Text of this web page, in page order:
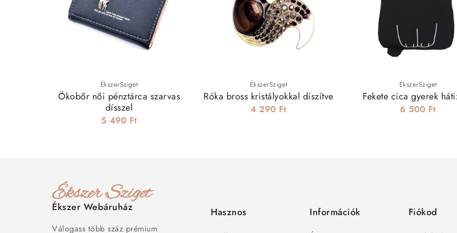
ÉkszerSziget
Ökobőr női pénztárca szarvas
dísszel
5 490 Ft
ÉkszerSziget
Róka bross kristályokkal díszítve
4 290 Ft
ÉkszerSziget
Fekete cica gyerek
6 500 Ft
Ékszer Webáruház
Válogass több száz prémium
Hasznos Információk Fiókod